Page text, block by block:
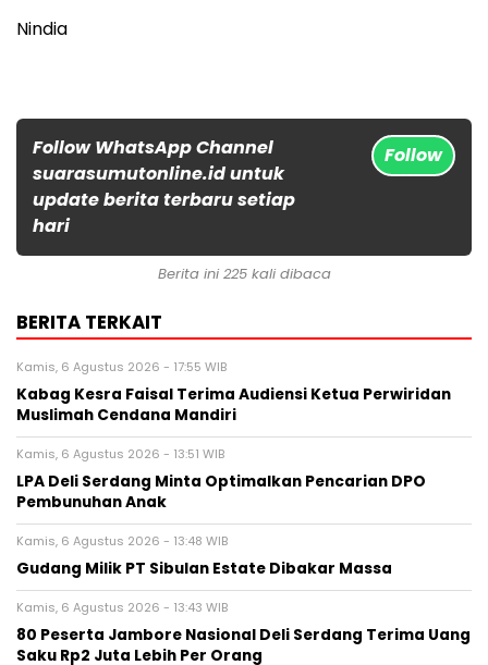
Nindia
Follow WhatsApp Channel
suarasumutonline.id untuk
update berita terbaru setiap
hari
Follow
Berita ini 225 kali dibaca
BERITA TERKAIT
Kamis, 6 Agustus 2026 - 17:55 WIB
Kabag Kesra Faisal Terima Audiensi Ketua Perwiridan
Muslimah Cendana Mandiri
Kamis, 6 Agustus 2026 - 13:51 WIB
LPA Deli Serdang Minta Optimalkan Pencarian DPO
Pembunuhan Anak
Kamis, 6 Agustus 2026 - 13:48 WIB
Gudang Milik PT Sibulan Estate Dibakar Massa
Kamis, 6 Agustus 2026 - 13:43 WIB
80 Peserta Jambore Nasional Deli Serdang Terima Uang
Saku Rp2 Juta Lebih Per Orang